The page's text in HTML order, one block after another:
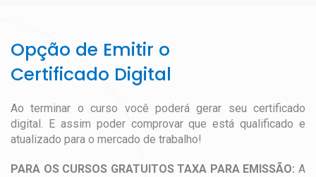
Opção de Emitir o
Certificado Digital
Ao terminar o curso você poderá gerar seu certificado
digital. E assim poder comprovar que está qualificado e
atualizado para o mercado de trabalho!
PARA OS CURSOS GRATUITOS TAXA PARA EMISSÃO: A